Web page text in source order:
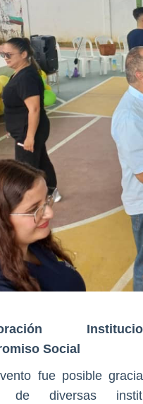
Social
fue posible
de diversas